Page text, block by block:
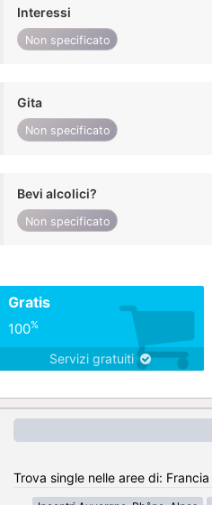
Interessi
Non specificato
Gita
Non specificato
Bevi alcolici?
Non specificato
Gratis
100%
Servizi gratuiti
Trova single nelle aree di: Francia